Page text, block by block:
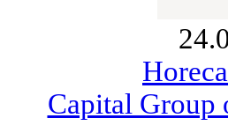
Capital Group